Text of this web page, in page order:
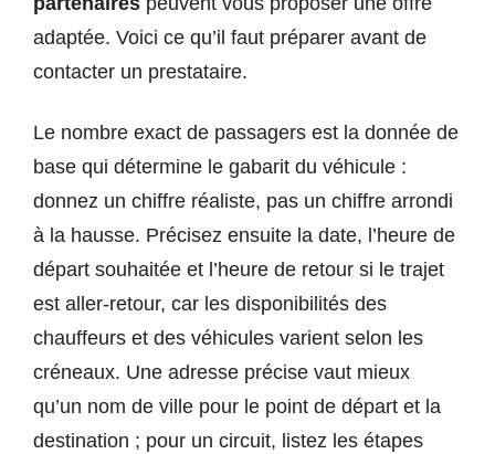
adaptée. Voici ce qu’il faut préparer avant de
contacter un prestataire.
Le nombre exact de passagers est la donnée de
base qui détermine le gabarit du véhicule :
donnez un chiffre réaliste, pas un chiffre arrondi
à la hausse. Précisez ensuite la date, l’heure de
départ souhaitée et l’heure de retour si le trajet
est aller-retour, car les disponibilités des
chauffeurs et des véhicules varient selon les
créneaux. Une adresse précise vaut mieux
qu’un nom de ville pour le point de départ et la
destination ; pour un circuit, listez les étapes